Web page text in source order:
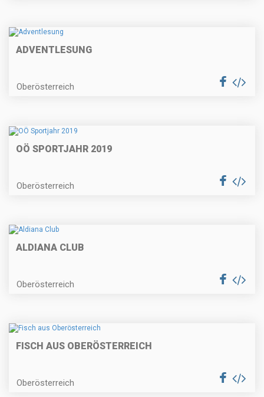
ADVENTLESUNG
Oberösterreich
OÖ SPORTJAHR 2019
Oberösterreich
ALDIANA CLUB
Oberösterreich
FISCH AUS OBERÖSTERREICH
Oberösterreich